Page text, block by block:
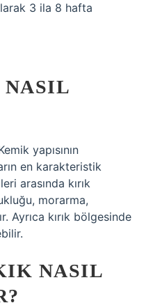
3 ila 8 hafta
yapısının
en karakteristik
arasında kırık
morarma,
Ayrıca kırık bölgesinde
NASIL